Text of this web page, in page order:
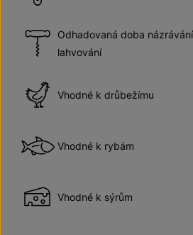
Odhadovaná doba
lahvování
Vhodné k drůbežímu
Vhodné k rybám
Vhodné k sýrům